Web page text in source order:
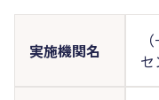
実施機関名
セ